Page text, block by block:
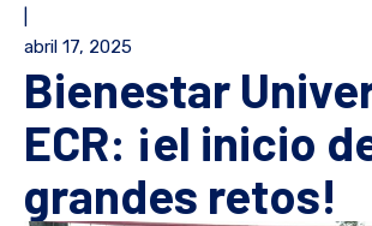
abril 17, 2025
Bienestar
ECR: ¡el inicio
grandes retos!